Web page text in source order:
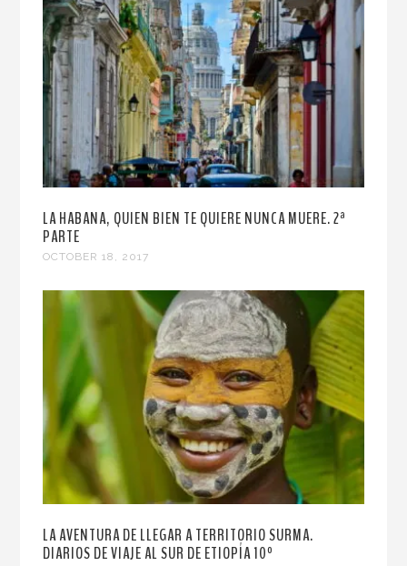
LA HABANA, QUIEN BIEN TE QUIERE NUNCA MUERE. 2ª
PARTE
OCTOBER 18, 2017
LA AVENTURA DE LLEGAR A TERRITORIO SURMA.
DIARIOS DE VIAJE AL SUR DE ETIOPÍA 10º